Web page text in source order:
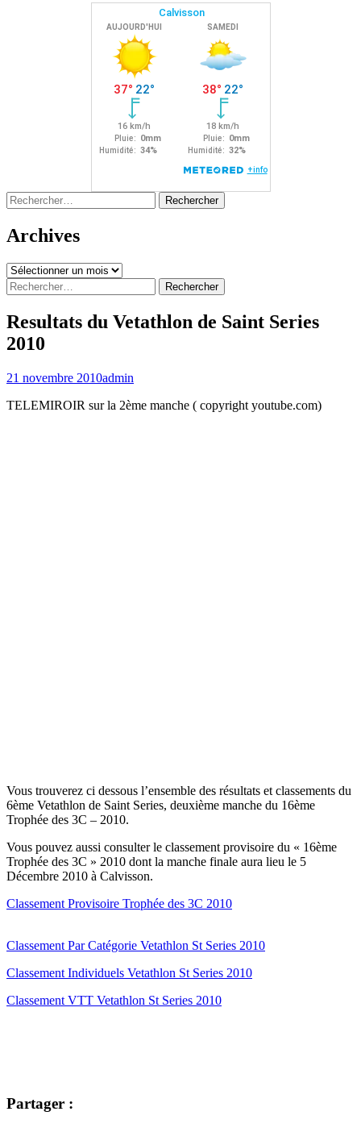
Rechercher :
Archives
Archives
Rechercher :
Resultats du Vetathlon de Saint Series
2010
21 novembre 2010admin
TELEMIROIR sur la 2ème manche ( copyright youtube.com)
Vous trouverez ci dessous l’ensemble des résultats et classements du
6ème Vetathlon de Saint Series, deuxième manche du 16ème
Trophée des 3C – 2010.
Vous pouvez aussi consulter le classement provisoire du « 16ème
Trophée des 3C » 2010 dont la manche finale aura lieu le 5
Décembre 2010 à Calvisson.
Classement Provisoire Trophée des 3C 2010
Classement Par Catégorie Vetathlon St Series 2010
Classement Individuels Vetathlon St Series 2010
Classement VTT Vetathlon St Series 2010
Partager :